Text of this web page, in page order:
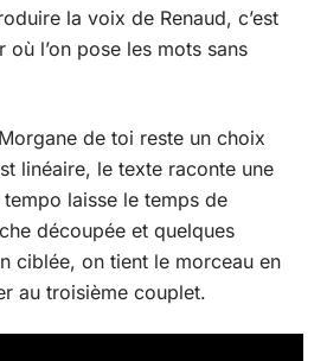
la voix de Renaud, c’est
l’on pose les mots sans
de toi reste un choix
linéaire, le texte raconte une
laisse le temps de
découpée et quelques
ciblée, on tient le morceau en
au troisième couplet.